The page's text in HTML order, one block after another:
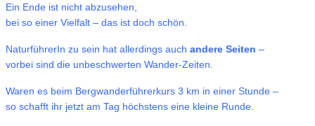
Ein Ende ist nicht abzusehen,
bei so einer Vielfalt – das ist doch schön.
NaturführerIn zu sein hat allerdings auch andere Seiten –
vorbei sind die unbeschwerten Wander-Zeiten.
Waren es beim Bergwanderführerkurs 3 km in einer Stunde –
so schafft ihr jetzt am Tag höchstens eine kleine Runde.